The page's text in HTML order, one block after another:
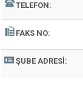
TELEFON:
FAKS NO:
ŞUBE ADRESI: